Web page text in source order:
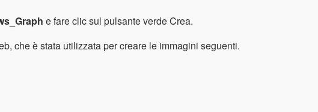
e fare clic sul pulsante verde Crea.
che è stata utilizzata per creare le immagini seguenti.